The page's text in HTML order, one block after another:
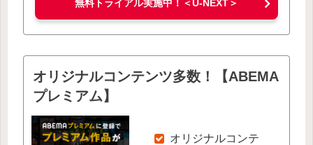
無料トライアル実施中！＜U-NEXT＞
オリジナルコンテンツ多数！【ABEMA
プレミアム】
オリジナルコンテ